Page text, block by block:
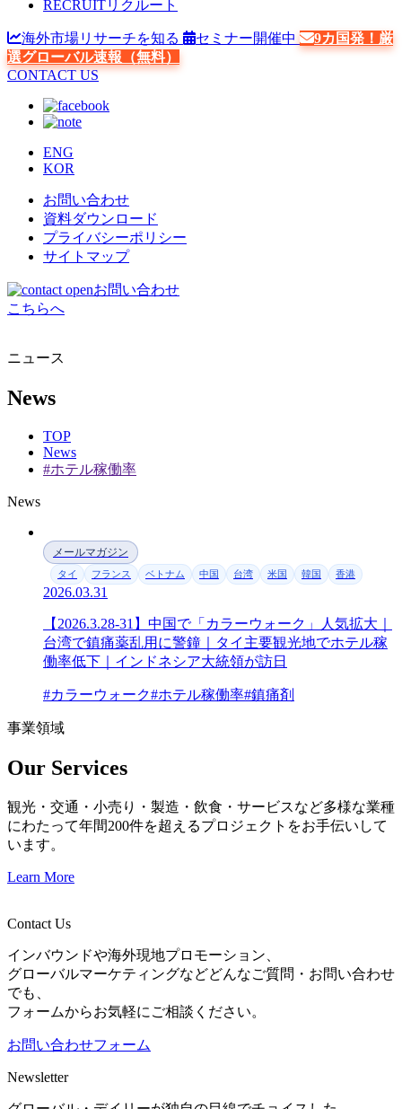
RECRUITリクルート
海外市場リサーチを知る セミナー開催中
9カ国発！厳
選グローバル速報（無料）
CONTACT US
ENG
KOR
お問い合わせ
資料ダウンロード
プライバシーポリシー
サイトマップ
お問い合わせ
こちらへ
ニュース
News
TOP
News
#ホテル稼働率
News
メールマガジン
タイ フランス ベトナム 中国 台湾 米国 韓国 香港
2026.03.31
【2026.3.28-31】中国で「カラーウォーク」人気拡大｜
台湾で鎮痛薬乱用に警鐘｜タイ主要観光地でホテル稼
働率低下｜インドネシア大統領が訪日
#カラーウォーク#ホテル稼働率#鎮痛剤
事業領域
Our Services
観光・交通・小売り・製造・飲食・サービスなど多様な業種
にわたって年間200件を超えるプロジェクトをお手伝いして
います。
Learn More
Contact Us
インバウンドや海外現地プロモーション、
グローバルマーケティングなどどんなご質問・お問い合わせ
でも、
フォームからお気軽にご相談ください。
お問い合わせフォーム
Newsletter